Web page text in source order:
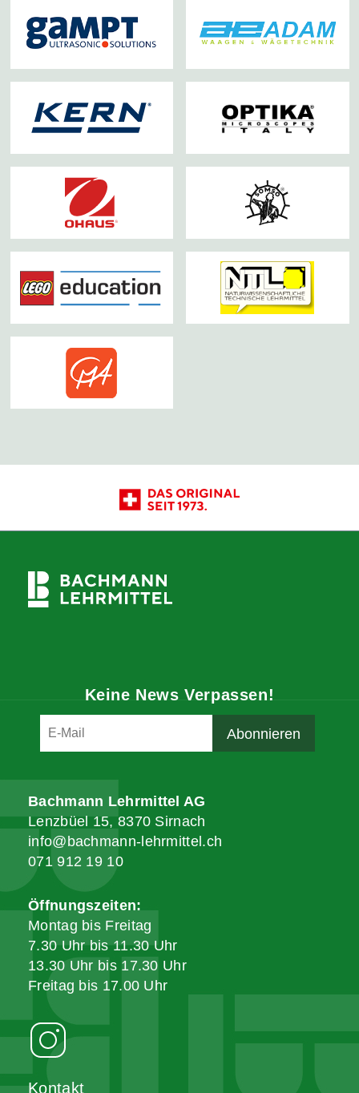
Keine News Verpassen!
Kontakt
Bachmann Lehrmittel AG
Lenzbüel 15, 8370 Sirnach
info@bachmann-lehrmittel.ch
071 912 19 10
Öffnungszeiten:
Montag bis Freitag
7.30 Uhr bis 11.30 Uhr
13.30 Uhr bis 17.30 Uhr
Freitag bis 17.00 Uhr